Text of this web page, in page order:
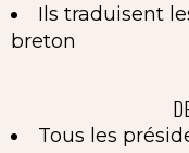
Ils traduisent
breton
Tous les